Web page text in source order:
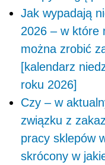
Jak wypadają
2026 – w które
można zrobić
[kalendarz
roku 2026]
Czy – w
związku z
pracy sklepów
skrócony w